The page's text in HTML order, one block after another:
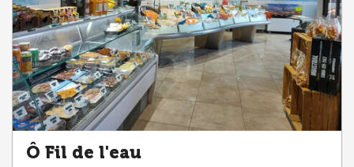
Ô Fil de l'eau